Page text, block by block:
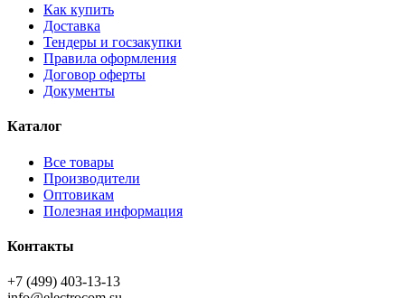
Как купить
Доставка
Тендеры и госзакупки
Правила оформления
Договор оферты
Документы
Каталог
Все товары
Производители
Оптовикам
Полезная информация
Контакты
+7 (499) 403-13-13